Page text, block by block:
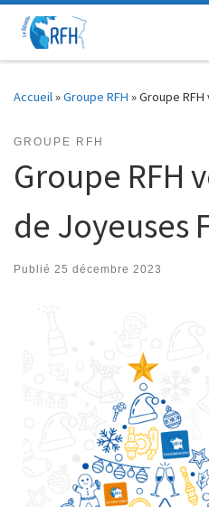
Passer au contenu
Accueil»Groupe RFH »Groupe
GROUPE RFH
Groupe RFH
de Joyeuses
Publié 25 décembre 2023